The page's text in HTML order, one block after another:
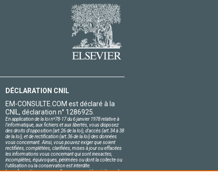
DÉCLARATION CNIL
EM-CONSULTE.COM est déclaré à la
CNIL, déclaration n° 1286925.
En application de la loi nº78-17 du 6 janvier 1978 relative à
l'informatique, aux fichiers et aux libertés, vous disposez
des droits d'opposition (art.26 de la loi), d'accès (art.34 à 38
de la loi), et de rectification (art.36 de la loi) des données
vous concernant. Ainsi, vous pouvez exiger que soient
rectifiées, complétées, clarifiées, mises à jour ou effacées
les informations vous concernant qui sont inexactes,
incomplètes, équivoques, périmées ou dont la collecte ou
l'utilisation ou la conservation est interdite.
Les informations personnelles concernant les visiteurs de